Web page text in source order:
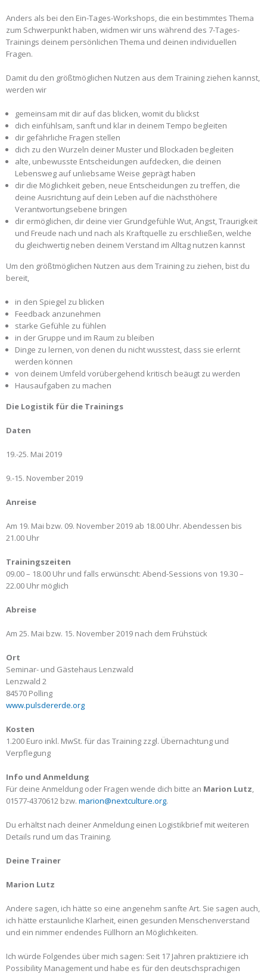
Anders als bei den Ein-Tages-Workshops, die ein bestimmtes Thema
zum Schwerpunkt haben, widmen wir uns während des 7-Tages-
Trainings deinem persönlichen Thema und deinen individuellen
Fragen.
Damit du den größtmöglichen Nutzen aus dem Training ziehen kannst,
werden wir
gemeinsam mit dir auf das blicken, womit du blickst
dich einfühlsam, sanft und klar in deinem Tempo begleiten
dir gefährliche Fragen stellen
dich zu den Wurzeln deiner Muster und Blockaden begleiten
alte, unbewusste Entscheidungen aufdecken, die deinen
Lebensweg auf unliebsame Weise geprägt haben
dir die Möglichkeit geben, neue Entscheidungen zu treffen, die
deine Ausrichtung auf dein Leben auf die nächsthöhere
Verantwortungsebene bringen
dir ermöglichen, dir deine vier Grundgefühle Wut, Angst, Traurigkeit
und Freude nach und nach als Kraftquelle zu erschließen, welche
du gleichwertig neben deinem Verstand im Alltag nutzen kannst
Um den größtmöglichen Nutzen aus dem Training zu ziehen, bist du
bereit,
in den Spiegel zu blicken
Feedback anzunehmen
starke Gefühle zu fühlen
in der Gruppe und im Raum zu bleiben
Dinge zu lernen, von denen du nicht wusstest, dass sie erlernt
werden können
von deinem Umfeld vorübergehend kritisch beäugt zu werden
Hausaufgaben zu machen
Die Logistik für die Trainings
Daten
19.-25. Mai 2019
9.-15. November 2019
Anreise
Am 19. Mai bzw. 09. November 2019 ab 18.00 Uhr. Abendessen bis
21.00 Uhr
Trainingszeiten
09.00 – 18.00 Uhr und falls erwünscht: Abend-Sessions von 19.30 –
22.00 Uhr möglich
Abreise
Am 25. Mai bzw. 15. November 2019 nach dem Frühstück
Ort
Seminar- und Gästehaus Lenzwald
Lenzwald 2
84570 Polling
www.pulsdererde.org
Kosten
1.200 Euro inkl. MwSt. für das Training zzgl. Übernachtung und
Verpflegung
Info und Anmeldung
Für deine Anmeldung oder Fragen wende dich bitte an Marion Lutz,
01577-4370612 bzw. marion@nextculture.org.
Du erhältst nach deiner Anmeldung einen Logistikbrief mit weiteren
Details rund um das Training.
Deine Trainer
Marion Lutz
Andere sagen, ich hätte so eine angenehm sanfte Art. Sie sagen auch,
ich hätte erstaunliche Klarheit, einen gesunden Menschenverstand
und ein nimmer endendes Füllhorn an Möglichkeiten.
Ich würde Folgendes über mich sagen: Seit 17 Jahren praktiziere ich
Possibility Management und habe es für den deutschsprachigen